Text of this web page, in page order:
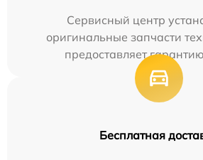
Сервисный центр
оригинальные запчасти
предоставляет
Бесплатная